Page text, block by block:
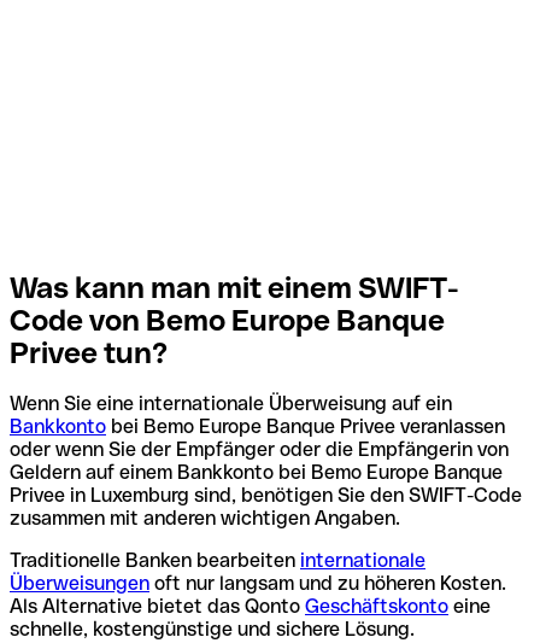
Was kann man mit einem SWIFT-
Code von Bemo Europe Banque
Privee tun?
Wenn Sie eine internationale Überweisung auf ein
Bankkonto bei Bemo Europe Banque Privee veranlassen
oder wenn Sie der Empfänger oder die Empfängerin von
Geldern auf einem Bankkonto bei Bemo Europe Banque
Privee in Luxemburg sind, benötigen Sie den SWIFT-Code
zusammen mit anderen wichtigen Angaben.
Traditionelle Banken bearbeiten internationale
Überweisungen oft nur langsam und zu höheren Kosten.
Als Alternative bietet das Qonto Geschäftskonto eine
schnelle, kostengünstige und sichere Lösung.